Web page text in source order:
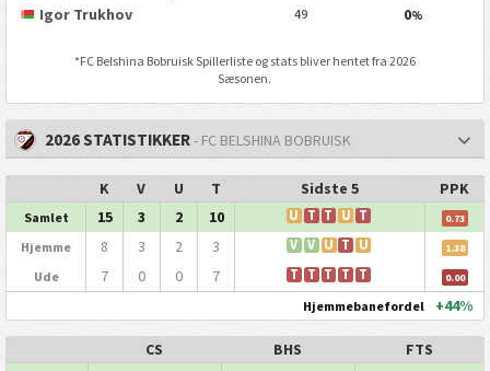
Igor Trukhov 49 0%
*FC Belshina BobruiskSpillerliste og stats bliver hentet fra 2026
Sæsonen.
2026 STATISTIKKER- FC BELSHINA BOBRUISK
K V U T Sidste 5 PPK
Samlet 15 3 2 10 U T T U T 0.73
Hjemme 8 3 2 3 V V U T U 1.38
Ude 7 0 0 7 T T T T T 0.00
Hjemmebanefordel +44%
CS BHS FTS